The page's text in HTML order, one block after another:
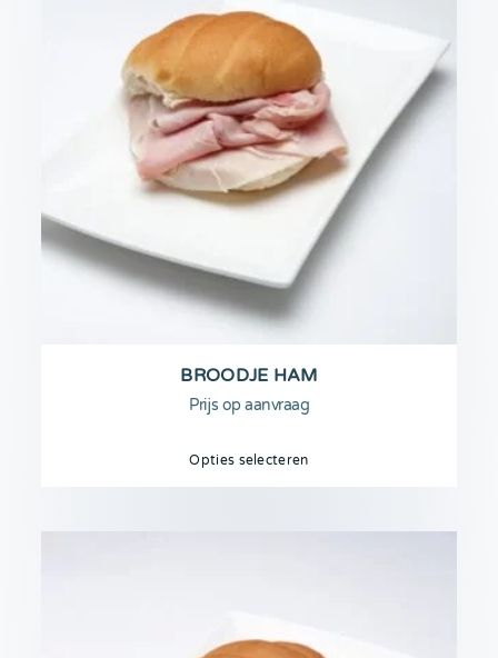
BROODJE HAM
Prijs op aanvraag
Opties selecteren